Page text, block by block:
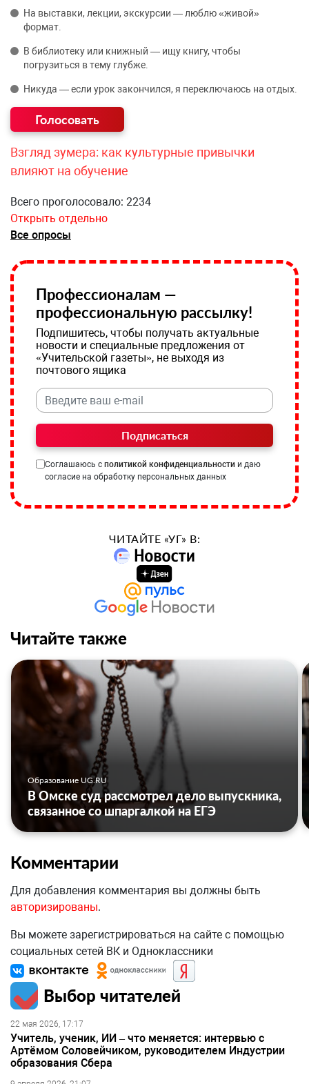
На выставки, лекции, экскурсии — люблю «живой»
формат.
В библиотеку или книжный — ищу книгу, чтобы
погрузиться в тему глубже.
Никуда — если урок закончился, я переключаюсь на отдых.
Взгляд зумера: как культурные привычки
влияют на обучение
Всего проголосовало: 2234
Открыть отдельно
Все опросы
Профессионалам —
профессиональную рассылку!
Подпишитесь, чтобы получать актуальные
новости и специальные предложения от
«Учительской газеты», не выходя из
почтового ящика
Подписаться
Соглашаюсь с политикой конфиденциальности и даю
согласие на обработку персональных данных
ЧИТАЙТЕ «УГ» В:
Читайте также
Образование UG.RU
В Омске суд рассмотрел дело выпускника,
связанное со шпаргалкой на ЕГЭ
Комментарии
Для добавления комментария вы должны быть
авторизированы.
Вы можете зарегистрироваться на сайте с помощью
социальных сетей ВК и Одноклассники
Выбор читателей
22 мая 2026, 17:17
Учитель, ученик, ИИ – что меняется: интервью с
Артёмом Соловейчиком, руководителем Индустрии
образования Сбера